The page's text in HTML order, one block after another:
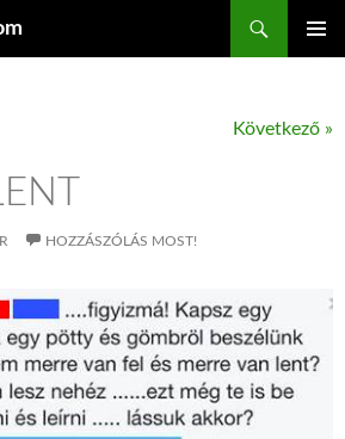
Következő »
HOZZÁSZÓLÁS MOST!